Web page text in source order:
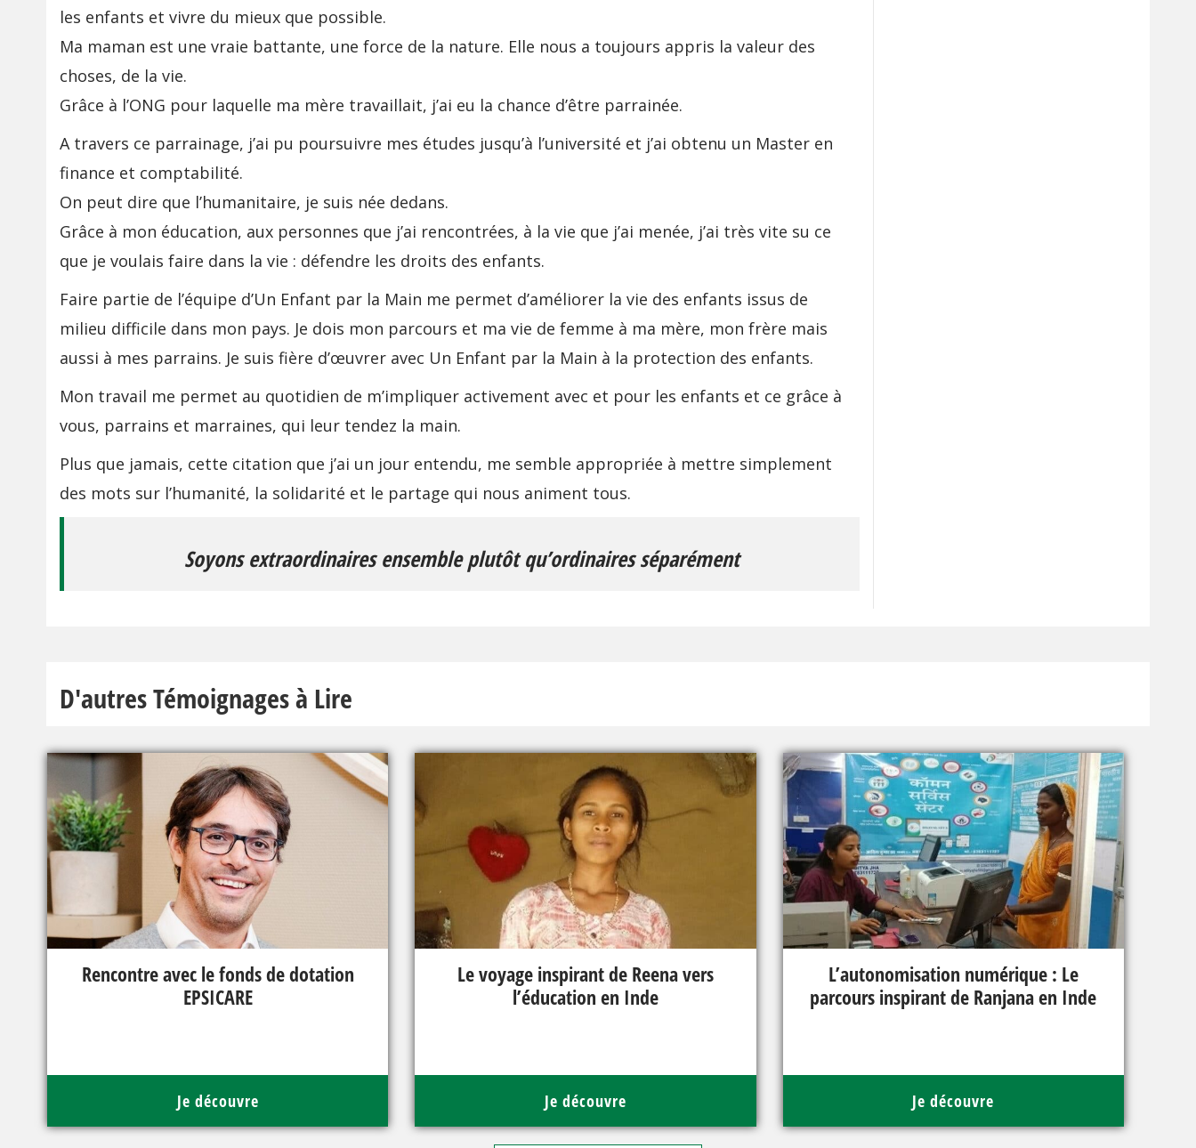
les enfants et vivre du mieux que possible.
Ma maman est une vraie battante, une force de la nature. Elle nous a toujours appris la valeur des
choses, de la vie.
Grâce à l’ONG pour laquelle ma mère travaillait, j’ai eu la chance d’être parrainée.
A travers ce parrainage, j’ai pu poursuivre mes études jusqu’à l’université et j’ai obtenu un Master en
finance et comptabilité.
On peut dire que l’humanitaire, je suis née dedans.
Grâce à mon éducation, aux personnes que j’ai rencontrées, à la vie que j’ai menée, j’ai très vite su ce
que je voulais faire dans la vie : défendre les droits des enfants.
Faire partie de l’équipe d’Un Enfant par la Main me permet d’améliorer la vie des enfants issus de
milieu difficile dans mon pays. Je dois mon parcours et ma vie de femme à ma mère, mon frère mais
aussi à mes parrains. Je suis fière d’œuvrer avec Un Enfant par la Main à la protection des enfants.
Mon travail me permet au quotidien de m’impliquer activement avec et pour les enfants et ce grâce à
vous, parrains et marraines, qui leur tendez la main.
Plus que jamais, cette citation que j’ai un jour entendu, me semble appropriée à mettre simplement
des mots sur l’humanité, la solidarité et le partage qui nous animent tous.
Soyons extraordinaires ensembleplutôt qu’ordinaires séparément
D'autres Témoignages à Lire
Rencontre avec le fonds de dotation
EPSICARE
Je découvre
Le voyage inspirant de Reena vers
l’éducation en Inde
Je découvre
L’autonomisation numérique : Le
parcours inspirant de Ranjana en Inde
Je découvre